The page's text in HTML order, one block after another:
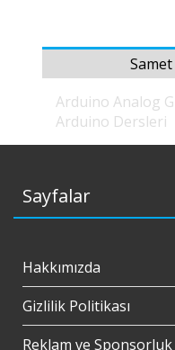
Arduino Analog
Arduino Dersleri
Sayfalar
Hakkımızda
Gizlilik Politikası
Reklam ve Sponsorluk